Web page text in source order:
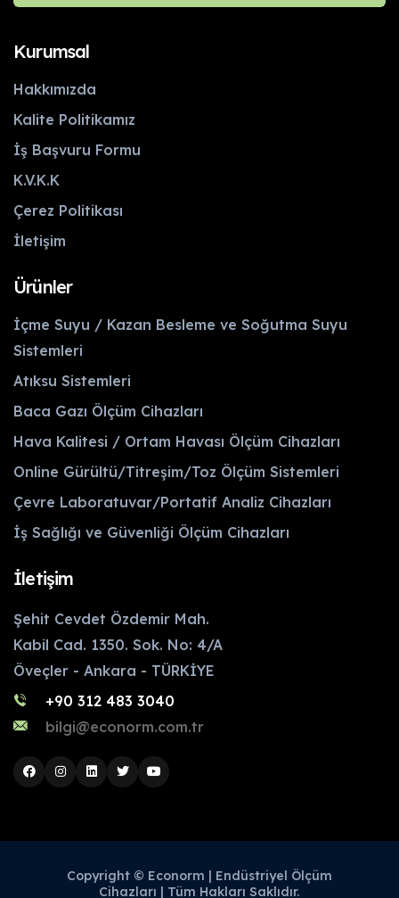
Kurumsal
Hakkımızda
Kalite Politikamız
İş Başvuru Formu
K.V.K.K
Çerez Politikası
İletişim
Ürünler
İçme Suyu / Kazan Besleme ve Soğutma Suyu
Sistemleri
Atıksu Sistemleri
Baca Gazı Ölçüm Cihazları
Hava Kalitesi / Ortam Havası Ölçüm Cihazları
Online Gürültü/Titreşim/Toz Ölçüm Sistemleri
Çevre Laboratuvar/Portatif Analiz Cihazları
İş Sağlığı ve Güvenliği Ölçüm Cihazları
İletişim
Şehit Cevdet Özdemir Mah.
Kabil Cad. 1350. Sok. No: 4/A
Öveçler - Ankara - TÜRKİYE
+90 312 483 3040
bilgi@econorm.com.tr
Copyright © Econorm | Endüstriyel Ölçüm
Cihazları | Tüm Hakları Saklıdır.